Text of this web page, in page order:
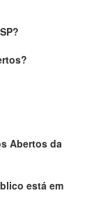
Abertos da
está em